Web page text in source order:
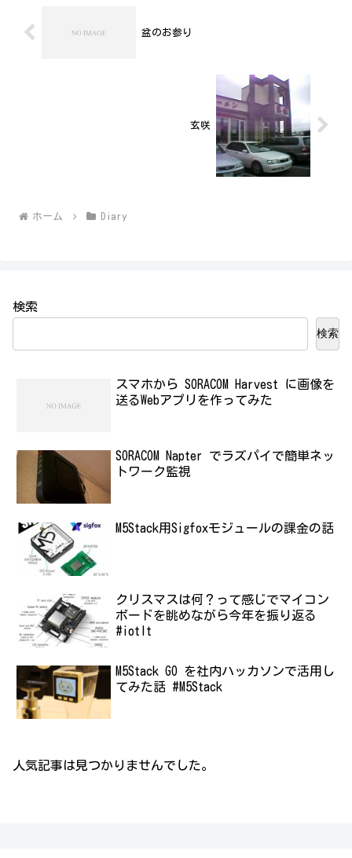
盆のお参り
玄咲
ホーム Diary
検索
検索
スマホから SORACOM Harvest に画像を
送るWebアプリを作ってみた
SORACOM Napter でラズパイで簡単ネッ
トワーク監視
M5Stack用Sigfoxモジュールの課金の話
クリスマスは何？って感じでマイコン
ボードを眺めながら今年を振り返る
#iotlt
M5Stack GO を社内ハッカソンで活用し
てみた話 #M5Stack
人気記事は見つかりませんでした。